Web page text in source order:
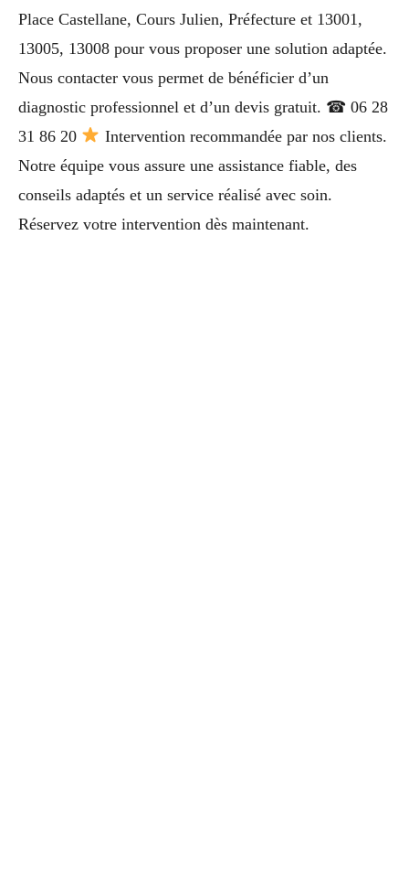
Place Castellane, Cours Julien, Préfecture et 13001,
13005, 13008 pour vous proposer une solution adaptée.
Nous contacter vous permet de bénéficier d’un
diagnostic professionnel et d’un devis gratuit. ☎ 06 28
31 86 20
Intervention recommandée par nos clients.
Notre équipe vous assure une assistance fiable, des
conseils adaptés et un service réalisé avec soin.
Réservez votre intervention dès maintenant.